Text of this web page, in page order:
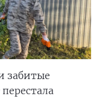
забитые